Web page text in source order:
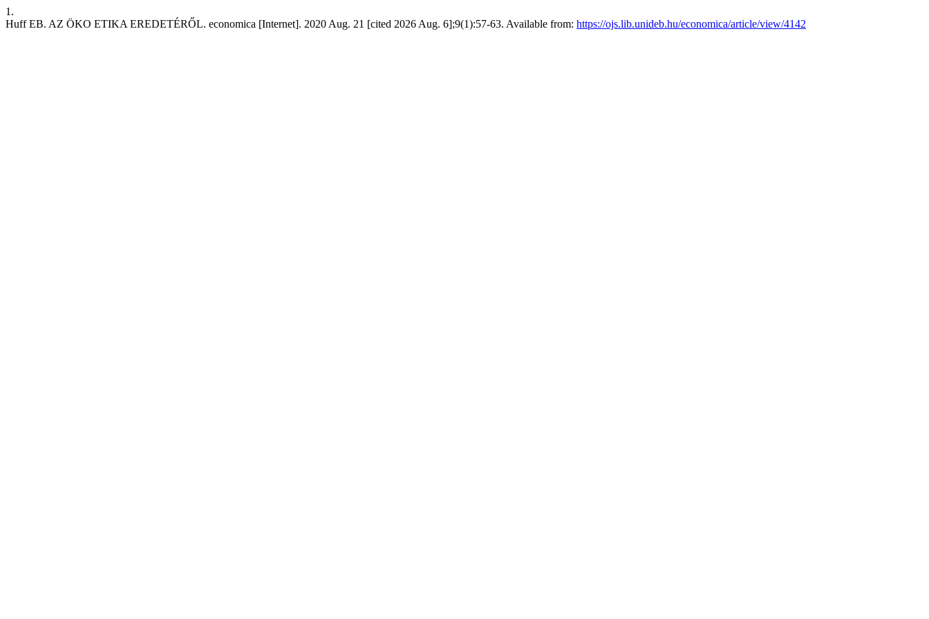
1.
Huff EB. AZ ÖKO ETIKA EREDETÉRŐL. economica [Internet]. 2020 Aug. 21 [cited 2026 Aug. 6];9(1):57-63. Available from: https://ojs.lib.unideb.hu/economica/article/view/4142